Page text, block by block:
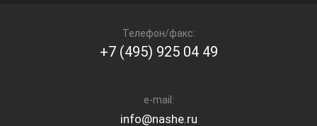
Телефон/факс:
+7 (495) 925 04 49
e-mail:
info@nashe.ru